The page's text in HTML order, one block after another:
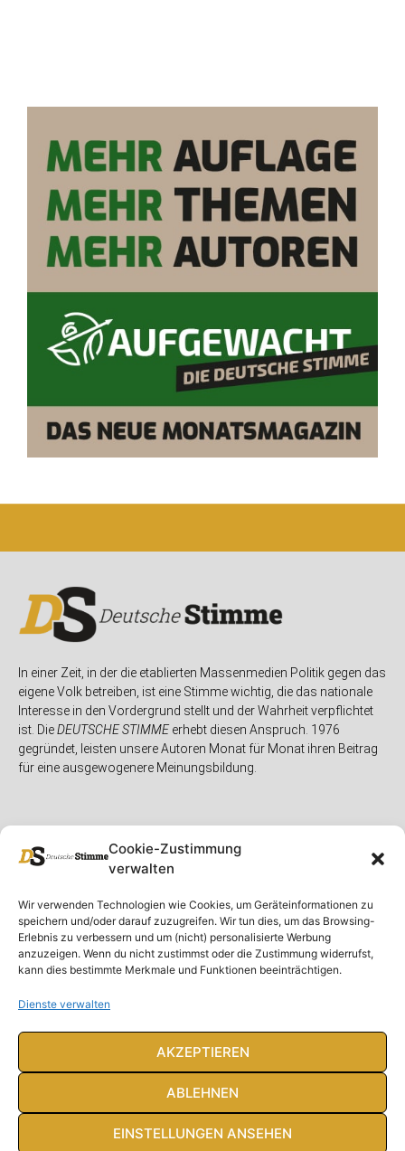
Cookie-Zustimmung
verwalten
Wir verwenden Technologien wie Cookies, um Geräteinformationen zu
speichern und/oder darauf zuzugreifen. Wir tun dies, um das Browsing-
Erlebnis zu verbessern und um (nicht) personalisierte Werbung
anzuzeigen. Wenn du nicht zustimmst oder die Zustimmung widerrufst,
kann dies bestimmte Merkmale und Funktionen beeinträchtigen.
Dienste verwalten
AKZEPTIEREN
ABLEHNEN
EINSTELLUNGEN ANSEHEN
In einer Zeit, in der die etablierten Massenmedien Politik gegen das
eigene Volk betreiben, ist eine Stimme wichtig, die das nationale
Interesse in den Vordergrund stellt und der Wahrheit verpflichtet
ist. DieDEUTSCHE STIMMEerhebt diesen Anspruch. 1976
gegründet, leisten unsere Autoren Monat für Monat ihren Beitrag
für eine ausgewogenere Meinungsbildung.
Unser Magazin
Spenden
Ausgaben
Abonnieren
Rubriken
Deutschland
Ausland
Feuilleton
Rechtliches
Rechtliche Hinweise
Impressum
Datenschutzerklärung